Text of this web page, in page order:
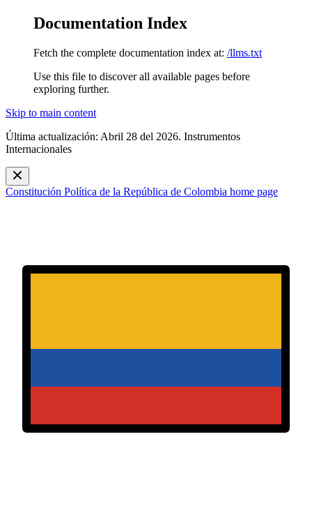
Documentation Index
Fetch the complete documentation index at: /llms.txt
Use this file to discover all available pages before
exploring further.
Skip to main content
Última actualización: Abril 28 del 2026. Instrumentos
Internacionales
Constitución Política de la República de Colombia home page